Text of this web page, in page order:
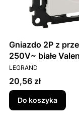
Gniazdo 2P z
250V~ białe
PRODUCENT
LEGRAND
Cena
20,56 zł
Do koszyka